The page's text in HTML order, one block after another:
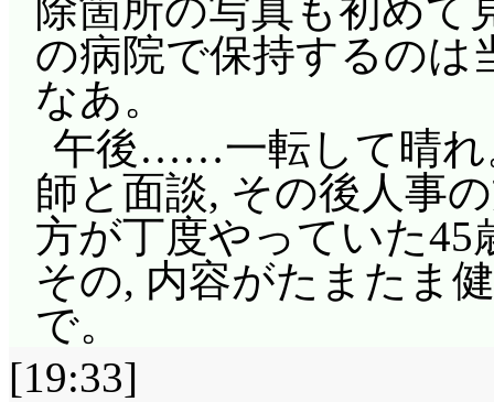
大気圏脱出, と考える
トダウンなし。だか
最終回。
ほど, それなら実際の
いなくてもまったく
狙っていたんだとし
考えたものです。後
す。
これが無重力だ, キ
るでしょうに……と思
ですね。「キクちゃ
ートです!」と聞いて,
つつも指示を出すソ
ルヴァーナのスポン
最初から面従腹背?
タチアナ, ヴァンシ
リシア文字ですか……
かりアホ担当ですな
るタチアナ, 突っ込む
いる(天然なのかわざ
回のタチアナはいじ
除箇所の写真も初めて
の病院で保持するのは
なあ。
午後……一転して晴れ
師と面談, その後人事
方が丁度やっていた45
その, 内容がたまたま
で。
[19:33]